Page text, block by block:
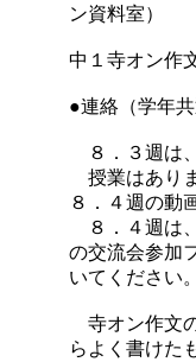
ン資料室）
中１寺オン作
●連絡（学年共
８．３週は
授業はあり
８．４週の動
８．４週は
の交流会参加
いてください。
寺オン作文
らよく書けた